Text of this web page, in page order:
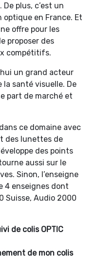
plus, c’est un
en France. Et
offre pour les
proposer des
compétitifs.
un grand acteur
santé visuelle. De
part de marché et
ce domaine avec
des lunettes de
des points
aussi sur le
Sinon, l’enseigne
4 enseignes dont
Suisse, Audio 2000
de colis OPTIC
de mon colis